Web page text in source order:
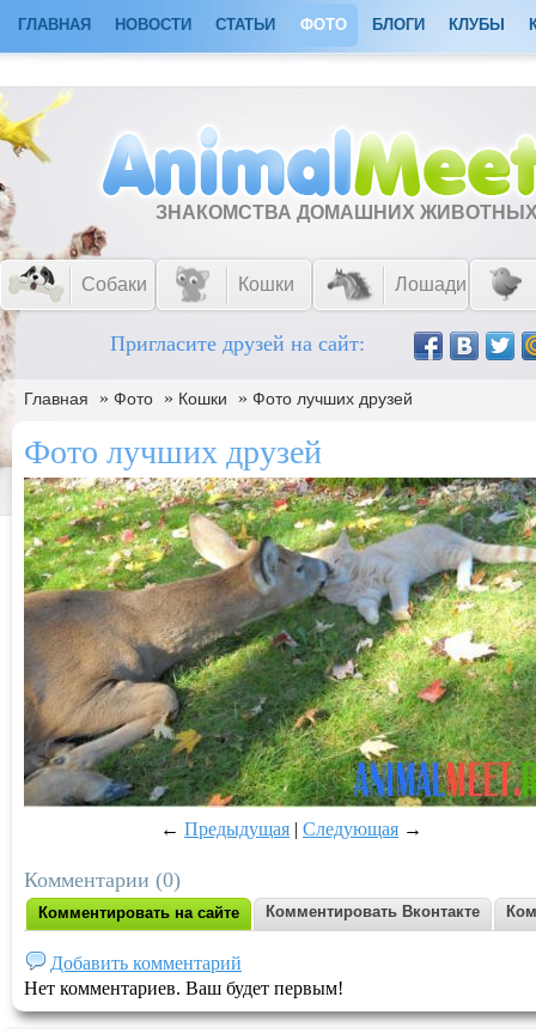
ГЛАВНАЯ НОВОСТИ СТАТЬИ ФОТО БЛОГИ КЛУБЫ
ЗНАКОМСТВА ДОМАШНИХ
Собаки Кошки Лошади
Пригласите друзей на сайт:
Главная » Фото » Кошки » Фото лучших друзей
Фото лучших друзей
← Предыдущая | Следующая →
Комментарии (0)
Комментировать на сайте Комментировать Вконтакте
Добавить комментарий
Нет комментариев. Ваш будет первым!